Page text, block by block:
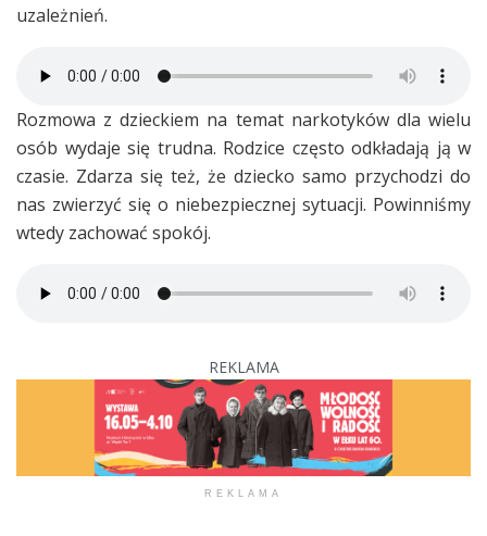
uzależnień.
Rozmowa z dzieckiem na temat narkotyków dla wielu
osób wydaje się trudna. Rodzice często odkładają ją w
czasie. Zdarza się też, że dziecko samo przychodzi do
nas zwierzyć się o niebezpiecznej sytuacji. Powinniśmy
wtedy zachować spokój.
REKLAMA
REKLAMA